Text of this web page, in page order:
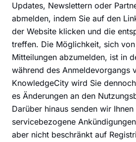
Updates, Newslettern oder
abmelden, indem Sie auf den
der Website klicken und die
treffen. Die Möglichkeit, sich
Mitteilungen abzumelden, ist in
während des Anmeldevorgangs
KnowledgeCity wird Sie
es Änderungen an den
Darüber hinaus senden wir
servicebezogene
aber nicht beschränkt auf